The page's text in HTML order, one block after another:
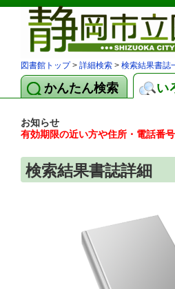
図書館トップ> 詳細検索 > 検索結果書誌
かんたん検索 い
お知らせ
有効期限の近い方や住所・電話番
検索結果書誌詳細